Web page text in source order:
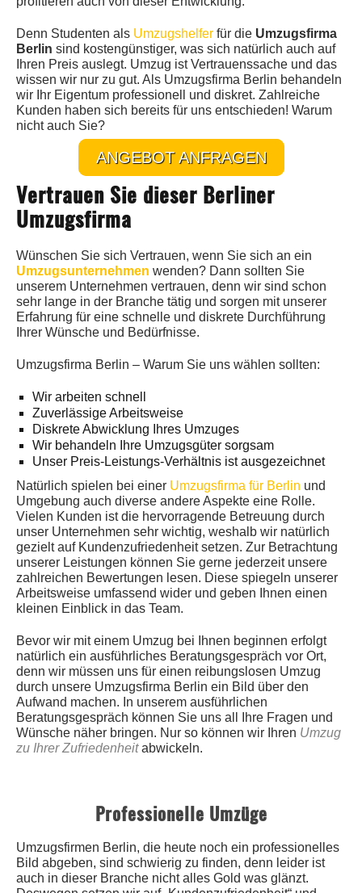
Denn Studenten als Umzugshelfer für die Umzugsfirma
Berlin sind kostengünstiger, was sich natürlich auch auf
Ihren Preis auslegt. Umzug ist Vertrauenssache und das
wissen wir nur zu gut. Als Umzugsfirma Berlin behandeln
wir Ihr Eigentum professionell und diskret. Zahlreiche
Kunden haben sich bereits für uns entschieden! Warum
nicht auch Sie?
ANGEBOT ANFRAGEN
Vertrauen Sie dieser Berliner
Umzugsfirma
Wünschen Sie sich Vertrauen, wenn Sie sich an ein
Umzugsunternehmen wenden? Dann sollten Sie
unserem Unternehmen vertrauen, denn wir sind schon
sehr lange in der Branche tätig und sorgen mit unserer
Erfahrung für eine schnelle und diskrete Durchführung
Ihrer Wünsche und Bedürfnisse.
Umzugsfirma Berlin – Warum Sie uns wählen sollten:
Wir arbeiten schnell
Zuverlässige Arbeitsweise
Diskrete Abwicklung Ihres Umzuges
Wir behandeln Ihre Umzugsgüter sorgsam
Unser Preis-Leistungs-Verhältnis ist ausgezeichnet
Natürlich spielen bei einer Umzugsfirma für Berlin und
Umgebung auch diverse andere Aspekte eine Rolle.
Vielen Kunden ist die hervorragende Betreuung durch
unser Unternehmen sehr wichtig, weshalb wir natürlich
gezielt auf Kundenzufriedenheit setzen. Zur Betrachtung
unserer Leistungen können Sie gerne jederzeit unsere
zahlreichen Bewertungen lesen. Diese spiegeln unserer
Arbeitsweise umfassend wider und geben Ihnen einen
kleinen Einblick in das Team.
Bevor wir mit einem Umzug bei Ihnen beginnen erfolgt
natürlich ein ausführliches Beratungsgespräch vor Ort,
denn wir müssen uns für einen reibungslosen Umzug
durch unsere Umzugsfirma Berlin ein Bild über den
Aufwand machen. In unserem ausführlichen
Beratungsgespräch können Sie uns all Ihre Fragen und
Wünsche näher bringen. Nur so können wir Ihren Umzug
zu Ihrer Zufriedenheitabwickeln.
Professionelle Umzüge
Umzugsfirmen Berlin, die heute noch ein professionelles
Bild abgeben, sind schwierig zu finden, denn leider ist
auch in dieser Branche nicht alles Gold was glänzt.